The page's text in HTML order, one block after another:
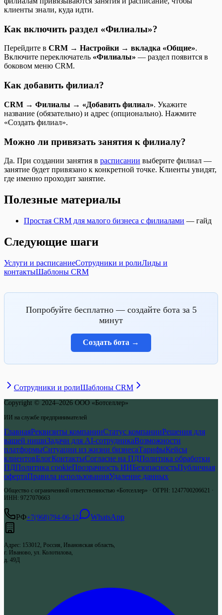
клиенты знали, куда идти.
Как включить раздел «Филиалы»?
Перейдите в CRM → Настройки → вкладка «Общие».
Включите переключатель «Филиалы» — раздел появится в
боковом меню CRM.
Как добавить филиал?
CRM → Филиалы → «Добавить филиал». Укажите
название (обязательно) и адрес (опционально). Нажмите
«Создать филиал».
Можно ли привязать занятия к филиалу?
Да. При создании занятия в расписании выберите филиал —
занятие будет привязано к конкретной точке. Клиенты увидят,
где именно проходит занятие.
Полезные материалы
Простая CRM для малого бизнеса с филиалами — гайд
Следующие шаги
Услуги и расписаниеСотрудники и ролиЛиды и
контактыШаблоны CRM
Попробуйте бесплатно — создайте бота за 5
минут
Создать бота →
Сотрудники и ролиШаблоны CRM
Copyright © 2024–2026 ООО «Ботселлер»
ИИ на службе предпринимателей
ГлавнаяРеквизиты компанииСтатус компанииРешения для
вашей нишиЗадачи для AI-сотрудникаВозможности
платформыСитуации из жизни бизнесаТарифыКейсы
клиентовБлогКонтактыСогласие на ПДПолитика обработки
ПДПолитика cookieПрозрачность ИИБезопасностьПубличная
офертаПравила использованияУдаление данных
Общество с ограниченной ответственностью «Ботселлер» · ОГРН : 1247700206621 ·
ИНН : 9727070663
РФ+7(968)794-06-12 WhatsApp
Адрес: 153012, Россия, Ивановская область,
г. Иваново, ул. Колотилова,
д. 49Д